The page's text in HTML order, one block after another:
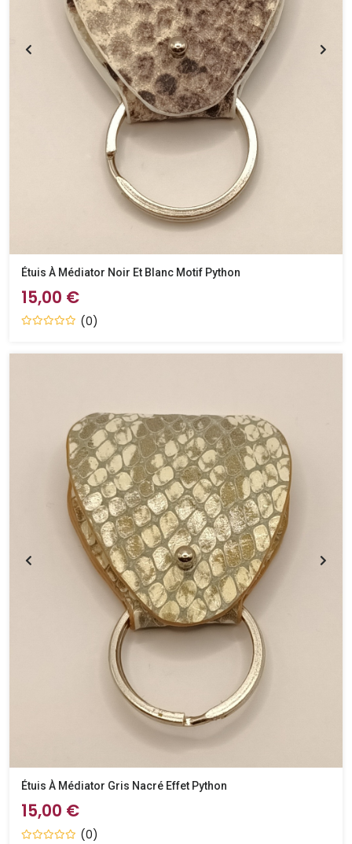
Étuis À Médiator Noir Et Blanc Motif Python
15,00 €
(0)
Étuis À Médiator Gris Nacré Effet Python
15,00 €
(0)